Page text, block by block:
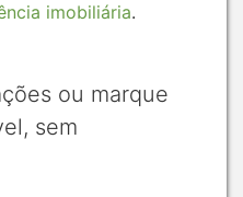
imobiliária.
ou marque
sem